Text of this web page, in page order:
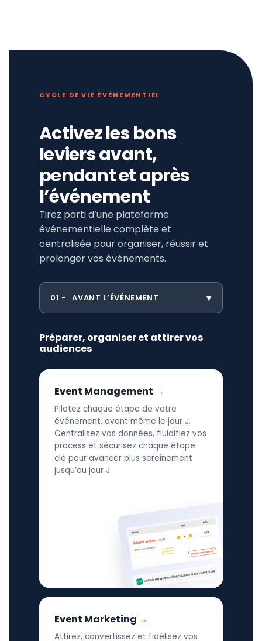
CYCLE DE VIE ÉVÉNEMENTIEL
Activez les bons
leviers avant,
pendant et après
l’événement
Tirez parti d’une plateforme
événementielle complète et
centralisée pour organiser, réussir et
prolonger vos événements.
01 AVANT L’ÉVÉNEMENT
Préparer, organiser et attirer vos
audiences
Event Management
Pilotez chaque étape de votre
événement, avant même le jour J.
Centralisez vos données, fluidifiez vos
process et sécurisez chaque étape
clé pour avancer plus sereinement
jusqu’au jour J.
Event Marketing
Attirez, convertissez et fidélisez vos